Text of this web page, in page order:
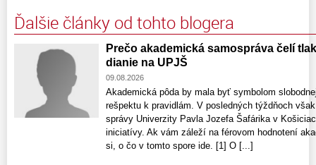
Ďalšie články od tohto blogera
Prečo akademická samospráva čelí
dianie na UPJŠ
09.08.2026
Akademická pôda by mala byť symbolom
rešpektu k pravidlám. V posledných týždňoch
správy Univerzity Pavla Jozefa Šafárika v
iniciatívy. Ak vám záleží na férovom hodnotení
si, o čo v tomto spore ide. [1] O [...]